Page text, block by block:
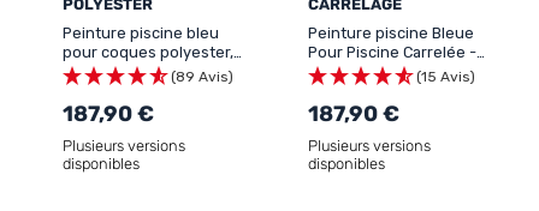
POLYESTER
Peinture piscine bleu
pour coques polyester,
béton - ARCAPISCINE
COQUE POLYESTER
(89 Avis)
187,90 €
Plusieurs versions
disponibles
CARRELAGE
Peinture piscine Bleue
Pour Piscine Carrelée -
ARCAPISCINE CARRELAGE
(15 Avis)
187,90 €
Plusieurs versions
disponibles